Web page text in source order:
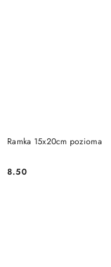
Ramka 15x20cm pozioma
Cena:
8.50